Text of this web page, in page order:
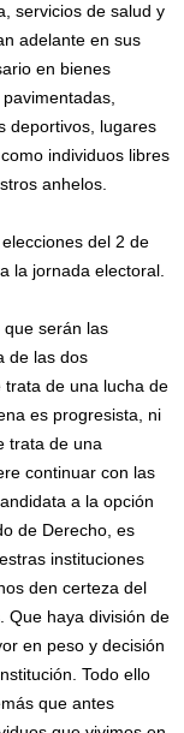
servicios de salud y
adelante en sus
en bienes
deportivos, lugares
individuos libres
anhelos.
del 2 de
la jornada electoral.
serán las
de las dos
de una lucha de
es progresista, ni
trata de una
continuar con las
a la opción
de Derecho, es
instituciones
den certeza del
Que haya división de
en peso y decisión
Todo ello
que antes